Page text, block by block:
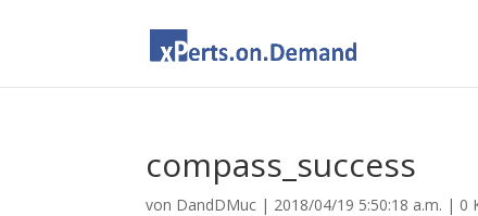
compass_success
von DandDMuc | 2018/04/19 5:50:18 a.m. | 0